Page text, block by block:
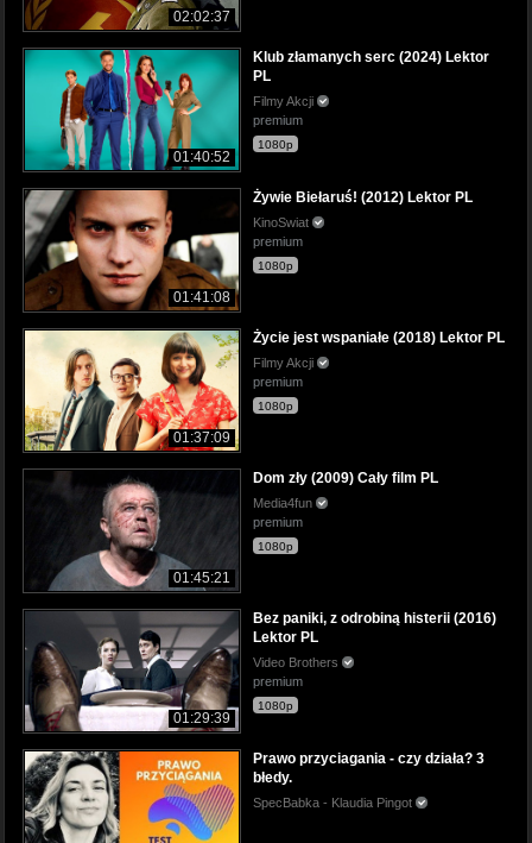
02:02:37
01:40:52
Klub złamanych serc (2024) Lektor
PL
Filmy Akcji
premium
1080p
01:41:08
Żywie Biełaruś! (2012) Lektor PL
KinoSwiat
premium
1080p
01:37:09
Życie jest wspaniałe (2018) Lektor PL
Filmy Akcji
premium
1080p
01:45:21
Dom zły (2009) Cały film PL
Media4fun
premium
1080p
01:29:39
Bez paniki, z odrobiną histerii (2016)
Lektor PL
Video Brothers
premium
1080p
Prawo przyciagania - czy działa? 3
błedy.
SpecBabka - Klaudia Pingot